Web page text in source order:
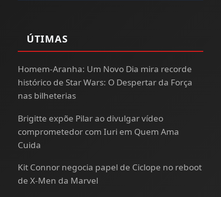
ÚTIMAS
Homem-Aranha: Um Novo Dia mira recorde
histórico de Star Wars: O Despertar da Força
nas bilheterias
Brigitte expõe Pilar ao divulgar vídeo
comprometedor com Iuri em Quem Ama
Cuida
Kit Connor negocia papel de Ciclope no reboot
de X-Men da Marvel